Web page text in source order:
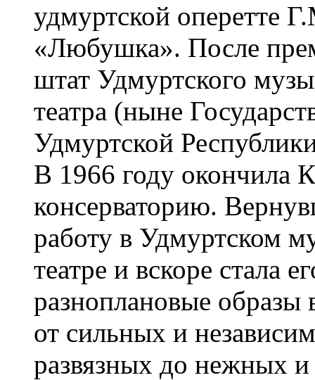
удмуртской оперетте
«Любушка». После
штат Удмуртского
театра (ныне
Удмуртской
В 1966 году окончила
консерваторию.
работу в Удмуртском
театре и вскоре стала
разноплановые образы
от сильных и
развязных до нежных